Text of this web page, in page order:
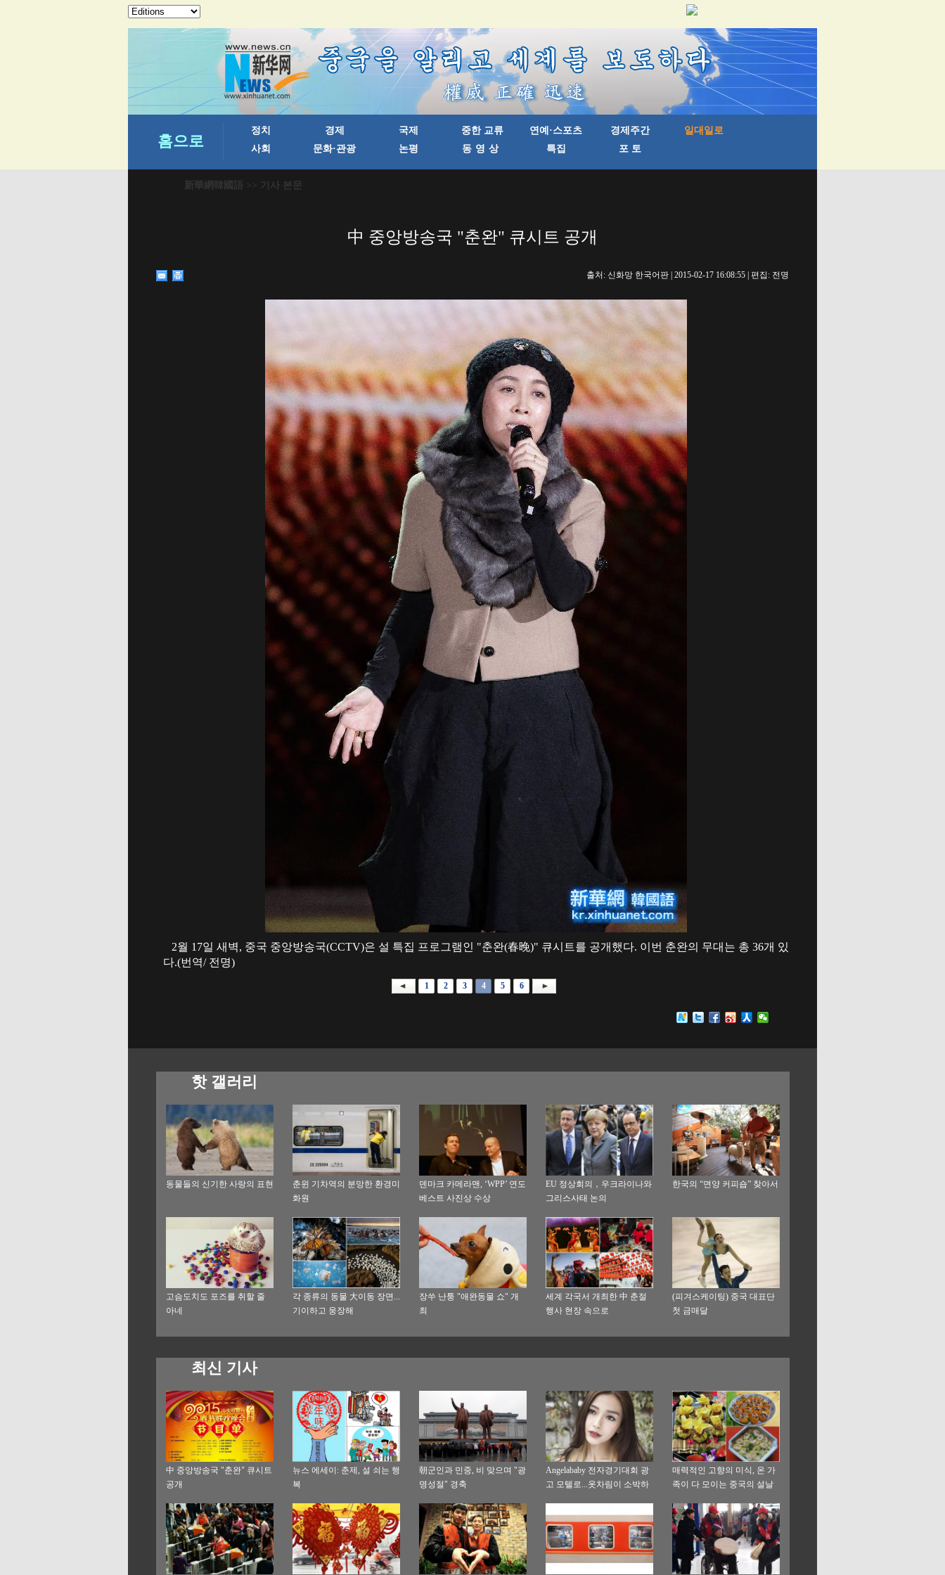
新華網韓國語 >> 기사 본문
中 중앙방송국 "춘완" 큐시트 공개
출처: 신화망 한국어판 | 2015-02-17 16:08:55 | 편집: 전명
2월 17일 새벽, 중국 중앙방송국(CCTV)은 설 특집 프로그램인 "춘완(春晚)" 큐시트를 공개했다. 이번 춘완의 무대는 총 36개 있
다.(번역/ 전명)
1 2 3 4 5 6
핫 갤러리
동물들의 신기한 사랑의 표현
춘윈 기차역의 분망한 환경미
화원
덴마크 카메라맨, ‘WPP’ 연도
베스트 사진상 수상
EU 정상회의，우크라이나와
그리스사태 논의
한국의 “면양 커피숍” 찾아서
고슴도치도 포즈를 취할 줄
아네
각 종류의 동물 大이동 장면...
기이하고 웅장해
장쑤 난퉁 "애완동물 쇼" 개
최
세계 각국서 개최한 中 춘절
행사 현장 속으로
(피겨스케이팅) 중국 대표단
첫 금매달
최신 기사
中 중앙방송국 "춘완" 큐시트
공개
뉴스 에세이: 춘제, 설 쇠는 행
복
朝군인과 민중, 비 맞으며 "광
명성절" 경축
Angelababy 전자경기대회 광
고 모텔로...옷차림이 소박하
매력적인 고향의 미식, 온 가
족이 다 모이는 중국의 설날